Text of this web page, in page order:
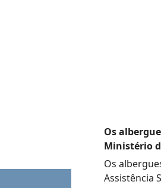
Os
Ministério
Os
Assistência